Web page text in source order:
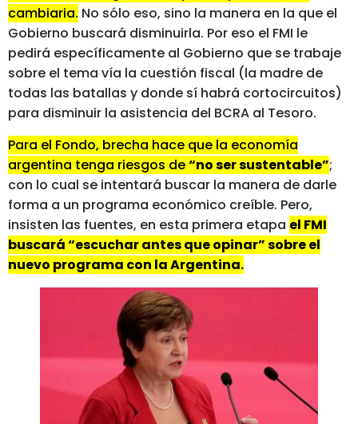
cambiaria. No sólo eso, sino la manera en la que el
Gobierno buscará disminuirla. Por eso el FMI le
pedirá específicamente al Gobierno que se trabaje
sobre el tema vía la cuestión fiscal (la madre de
todas las batallas y donde sí habrá cortocircuitos)
para disminuir la asistencia del BCRA al Tesoro.
Para el Fondo, brecha hace que la economía
argentina tenga riesgos de“no ser sustentable”;
con lo cual se intentará buscar la manera de darle
forma a un programa económico creíble. Pero,
insisten las fuentes, en esta primera etapa el FMI
buscará “escuchar antes que opinar” sobre el
nuevo programa con la Argentina.